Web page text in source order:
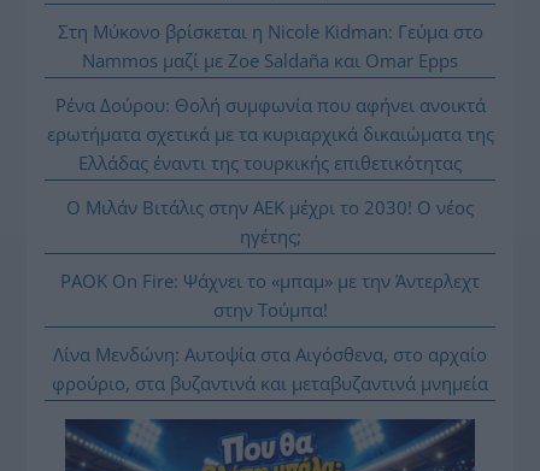
Στη Μύκονο βρίσκεται η Nicole Kidman: Γεύμα στο
Nammos μαζί με Zoe Saldaña και Omar Epps
Ρένα Δούρου: Θολή συμφωνία που αφήνει ανοικτά
ερωτήματα σχετικά με τα κυριαρχικά δικαιώματα της
Ελλάδας έναντι της τουρκικής επιθετικότητας
Ο Μιλάν Βιτάλις στην ΑΕΚ μέχρι το 2030! Ο νέος
ηγέτης;
PAOK On Fire: Ψάχνει το «μπαμ» με την Άντερλεχτ
στην Τούμπα!
Λίνα Μενδώνη: Αυτοψία στα Αιγόσθενα, στο αρχαίο
φρούριο, στα βυζαντινά και μεταβυζαντινά μνημεία